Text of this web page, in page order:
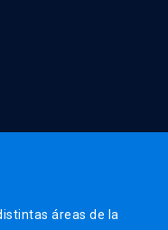
áreas de la